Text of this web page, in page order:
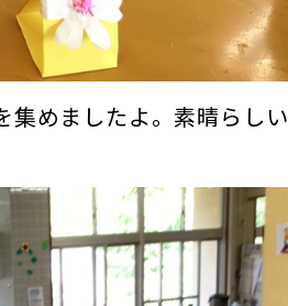
集めましたよ。素晴らしい